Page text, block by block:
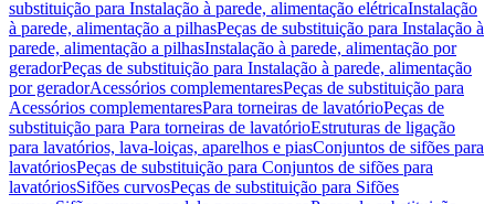
substituição para Instalação à parede, alimentação elétricaInstalação
à parede, alimentação a pilhasPeças de substituição para Instalação à
parede, alimentação a pilhasInstalação à parede, alimentação por
geradorPeças de substituição para Instalação à parede, alimentação
por geradorAcessórios complementaresPeças de substituição para
Acessórios complementaresPara torneiras de lavatórioPeças de
substituição para Para torneiras de lavatórioEstruturas de ligação
para lavatórios, lava-loiças, aparelhos e piasConjuntos de sifões para
lavatóriosPeças de substituição para Conjuntos de sifões para
lavatóriosSifões curvosPeças de substituição para Sifões